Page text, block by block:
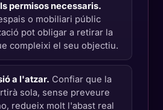
permisos necessaris.
o mobiliari públic
pot obligar a retirar la
compleixi el seu objectiu.
a l'atzar. Confiar que la
sola, sense preveure
redueix molt l'abast real